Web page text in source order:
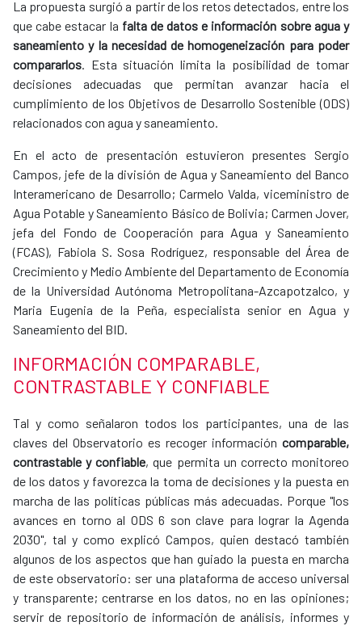
La propuesta surgió a partir de los retos detectados, entre los
que cabe estacar la falta de datos e información sobre agua y
saneamiento y la necesidad de homogeneización para poder
compararlos. Esta situación limita la posibilidad de tomar
decisiones adecuadas que permitan avanzar hacia el
cumplimiento de los Objetivos de Desarrollo Sostenible (ODS)
relacionados con agua y saneamiento.
En el acto de presentación estuvieron presentes Sergio
Campos, jefe de la división de Agua y Saneamiento del Banco
Interamericano de Desarrollo; Carmelo Valda, viceministro de
Agua Potable y Saneamiento Básico de Bolivia; Carmen Jover,
jefa del Fondo de Cooperación para Agua y Saneamiento
(FCAS), Fabiola S. Sosa Rodríguez, responsable del Área de
Crecimiento y Medio Ambiente del Departamento de Economía
de la Universidad Autónoma Metropolitana-Azcapotzalco, y
Maria Eugenia de la Peña, especialista senior en Agua y
Saneamiento del BID.
INFORMACIÓN COMPARABLE,
CONTRASTABLE Y CONFIABLE
Tal y como señalaron todos los participantes, una de las
claves del Observatorio es recoger información comparable,
contrastable y confiable, que permita un correcto monitoreo
de los datos y favorezca la toma de decisiones y la puesta en
marcha de las políticas públicas más adecuadas. Porque "los
avances en torno al ODS 6 son clave para lograr la Agenda
2030", tal y como explicó Campos, quien destacó también
algunos de los aspectos que han guiado la puesta en marcha
de este observatorio: ser una plataforma de acceso universal
y transparente; centrarse en los datos, no en las opiniones;
servir de repositorio de información de análisis, informes y